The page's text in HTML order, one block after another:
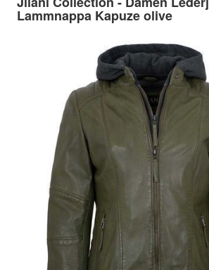
Lammnappa Kapuze olive